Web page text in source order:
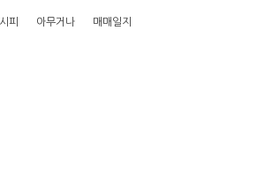
피 아무거나 매매일지